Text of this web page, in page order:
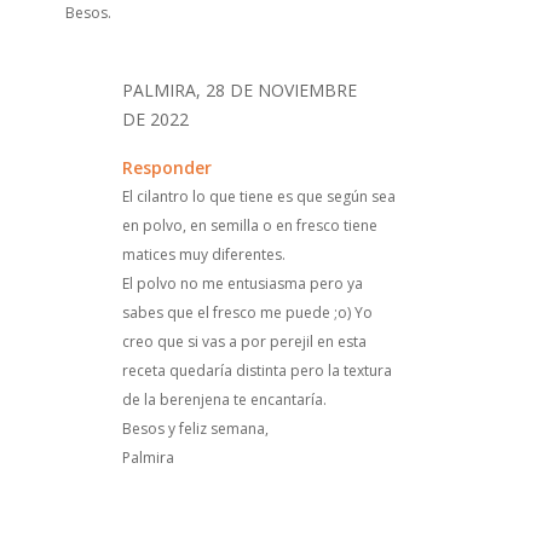
Besos.
PALMIRA, 28 DE NOVIEMBRE
DE 2022
Responder
El cilantro lo que tiene es que según sea
en polvo, en semilla o en fresco tiene
matices muy diferentes.
El polvo no me entusiasma pero ya
sabes que el fresco me puede ;o) Yo
creo que si vas a por perejil en esta
receta quedaría distinta pero la textura
de la berenjena te encantaría.
Besos y feliz semana,
Palmira